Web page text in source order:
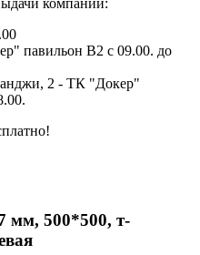
компании:
павильон B2 с 09.00. до
2 - ТК "Докер"
мм, 500*500, т-